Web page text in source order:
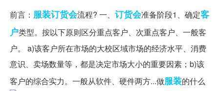
前言： 服装订货会流程? 一、 订货会准备阶段1、确定客
户类型。按以下原则区分重点客户、次重点客户、一般客
户。 a)该客户所在市场的大校区域市场的经济水平、消费
意识、卖场数量等，都是决定市场大小的重要因素；b)该
客户的综合实力。一般从软件、硬件两方...做服装的什么